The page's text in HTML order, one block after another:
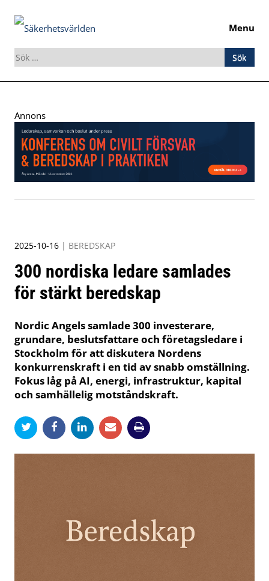
Menu
Sök
efter:
to
content
Annons
2025-10-16 | BEREDSKAP
300 nordiska ledare samlades
för stärkt beredskap
Nordic Angels samlade 300 investerare,
grundare, beslutsfattare och företagsledare i
Stockholm för att diskutera Nordens
konkurrenskraft i en tid av snabb omställning.
Fokus låg på AI, energi, infrastruktur, kapital
och samhällelig motståndskraft.